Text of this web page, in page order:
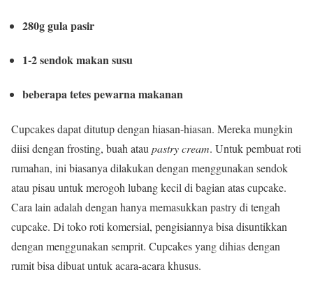
280g gula pasir
1-2 sendok makan susu
beberapa tetes pewarna makanan
Cupcakes dapat ditutup dengan hiasan-hiasan. Mereka mungkin
diisi dengan frosting, buah atau pastry cream. Untuk pembuat roti
rumahan, ini biasanya dilakukan dengan menggunakan sendok
atau pisau untuk merogoh lubang kecil di bagian atas cupcake.
Cara lain adalah dengan hanya memasukkan pastry di tengah
cupcake. Di toko roti komersial, pengisiannya bisa disuntikkan
dengan menggunakan semprit. Cupcakes yang dihias dengan
rumit bisa dibuat untuk acara-acara khusus.